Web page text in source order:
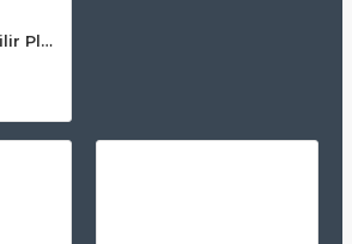
CATA Ayarlanabilir Plus LED Panel 9W 6500K – Soğuk Beyaz İç Mekan Aydınlatma